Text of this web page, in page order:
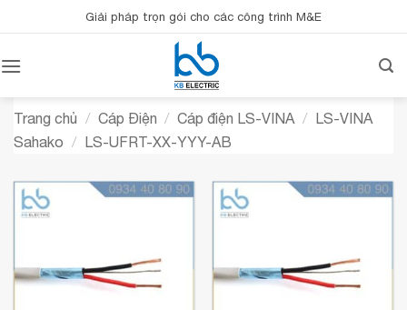
qua
dung
Giải pháp trọn gói cho các công trình M&E
Trang chủ / Cáp Điện / Cáp điện LS-VINA / LS-VINA
Sahako / LS-UFRT-XX-YYY-AB